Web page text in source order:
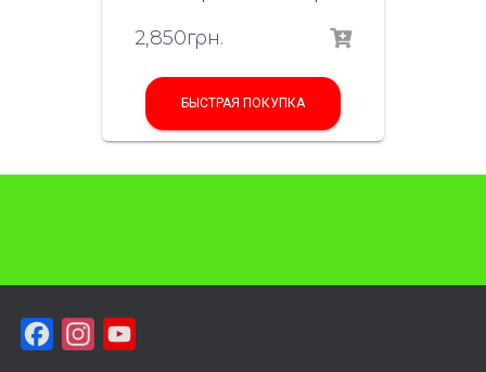
2,850грн.
БЫСТРАЯ ПОКУПКА